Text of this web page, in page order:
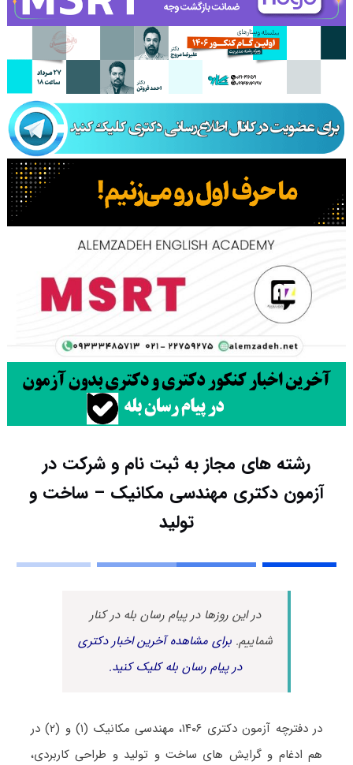
رشته های مجاز به ثبت نام و شرکت در
آزمون دکتری مهندسی مکانیک – ساخت و
تولید
در این روزها در پیام رسان بله در کنار
شماییم.برای مشاهده آخرین اخبار دکتری
در پیام رسان بله کلیک کنید.
در دفترچه آزمون دکتری ۱۴۰۶،
مهندسی مکانیک (۱) و (۲) در
هم ادغام و گرایش های ساخت و تولید و طراحی کاربردی،